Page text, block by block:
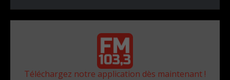
Téléchargez notre application dès maintenant !